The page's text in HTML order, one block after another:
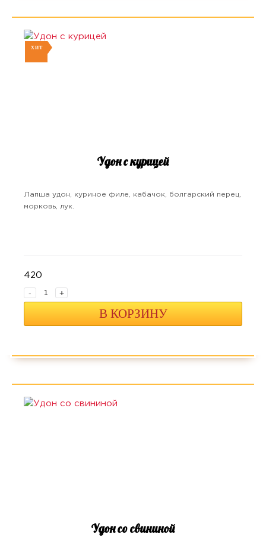
ХИТ
Удон с курицей
Лапша удон, куриное филе, кабачок, болгарский перец,
морковь, лук.
420
- +
В КОРЗИНУ
Удон со свининой